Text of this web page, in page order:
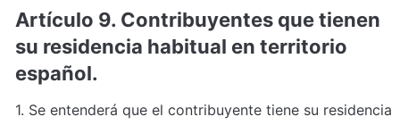
Artículo 9. Contribuyentes que tienen
su residencia habitual en territorio
español.
1. Se entenderá que el contribuyente tiene su residencia